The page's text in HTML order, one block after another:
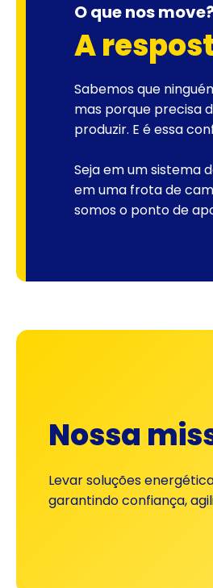
O que nos
A
Sabemos que
mas porque precisa
produzir. E é essa
Seja em um sistema
em uma frota de
somos o ponto de
Nossa
Levar soluções
garantindo confiança,